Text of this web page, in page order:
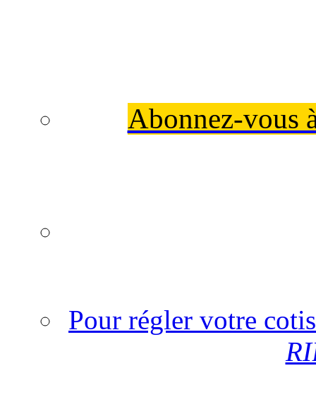
Abonnez-vous
Pour régler votre